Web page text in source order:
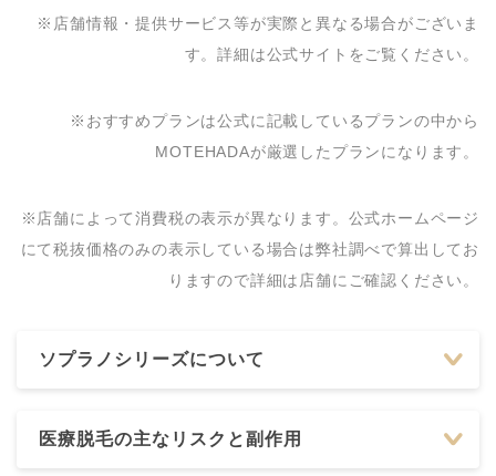
※店舗情報・提供サービス等が実際と異なる場合がございま
す。詳細は公式サイトをご覧ください。
※おすすめプランは公式に記載しているプランの中から
MOTEHADAが厳選したプランになります。
※店舗によって消費税の表示が異なります。公式ホームページ
にて税抜価格のみの表示している場合は弊社調べで算出してお
りますので詳細は店舗にご確認ください。
ソプラノシリーズについて
医療脱毛の主なリスクと副作用